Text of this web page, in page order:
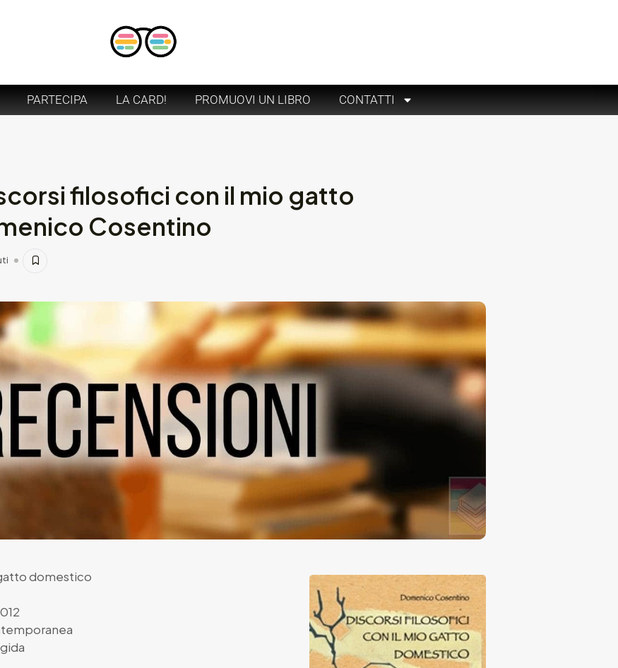
PARTECIPA LA CARD! PROMUOVI UN LIBRO CONTATTI
filosofici con il mio gatto
Cosentino
domestico